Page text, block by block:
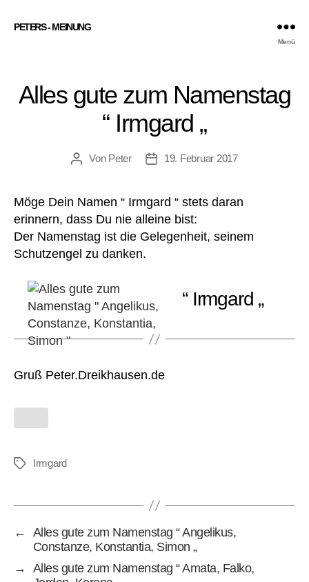
PETERS - MEINUNG
Menü
Alles gute zum Namenstag
“ Irmgard „
Beitragsautor
Von Peter Veröffentlichungsdatum
19. Februar 2017
Möge Dein Namen “ Irmgard “ stets daran
erinnern, dass Du nie alleine bist:
Der Namenstag ist die Gelegenheit, seinem
Schutzengel zu danken.
“ Irmgard „
Gruß Peter.Dreikhausen.de
Schlagwörter
Irmgard
←
Alles gute zum Namenstag “ Angelikus,
Constanze, Konstantia, Simon „
→
Alles gute zum Namenstag “ Amata, Falko,